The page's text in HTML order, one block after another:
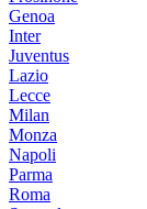
Genoa
Inter
Juventus
Lazio
Lecce
Milan
Monza
Napoli
Parma
Roma